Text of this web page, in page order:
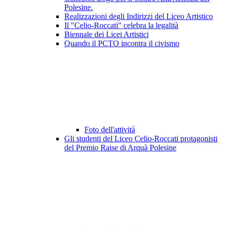
Polesine.
Realizzazioni degli Indirizzi del Liceo Artistico
Il "Celio-Roccati" celebra la legalità
Biennale dei Licei Artistici
Quando il PCTO incontra il civismo
Foto dell'attività
Gli studenti del Liceo Celio-Roccati protagonisti
del Premio Raise di Arquà Polesine